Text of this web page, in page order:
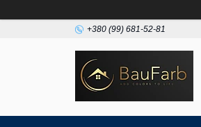
+380 (99) 681-52-81